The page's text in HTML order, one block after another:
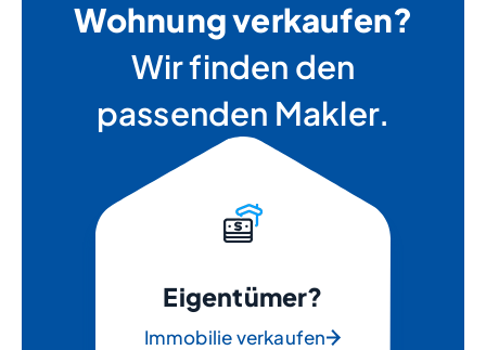
Wohnung verkaufen?
Wir finden den
passenden Makler.
Eigentümer?
Immobilie verkaufen